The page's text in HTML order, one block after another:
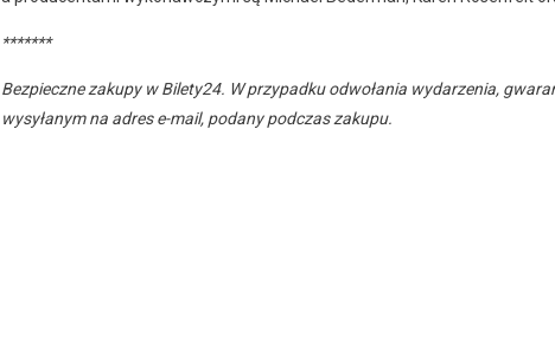
*******
Bezpieczne zakupy w Bilety24. W przypadku odwołania wydarzenia,
wysyłanym na adres e-mail, podany podczas zakupu.